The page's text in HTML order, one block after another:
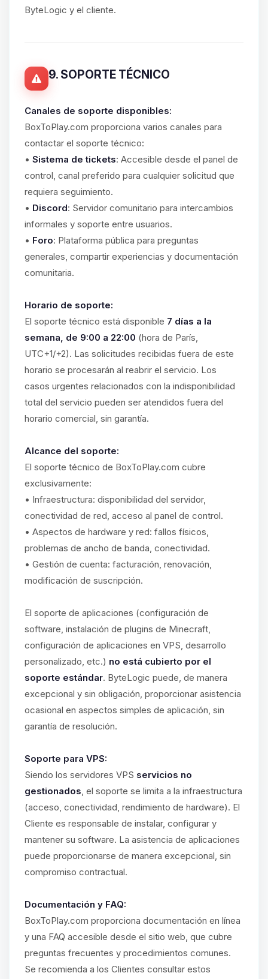
ByteLogic y el cliente.
9. SOPORTE TÉCNICO
Canales de soporte disponibles:
BoxToPlay.com proporciona varios canales para
contactar el soporte técnico:
• Sistema de tickets: Accesible desde el panel de
control, canal preferido para cualquier solicitud que
requiera seguimiento.
• Discord: Servidor comunitario para intercambios
informales y soporte entre usuarios.
• Foro: Plataforma pública para preguntas
generales, compartir experiencias y documentación
comunitaria.
Horario de soporte:
El soporte técnico está disponible 7 días a la
semana, de 9:00 a 22:00 (hora de París,
UTC+1/+2). Las solicitudes recibidas fuera de este
horario se procesarán al reabrir el servicio. Los
casos urgentes relacionados con la indisponibilidad
total del servicio pueden ser atendidos fuera del
horario comercial, sin garantía.
Alcance del soporte:
El soporte técnico de BoxToPlay.com cubre
exclusivamente:
• Infraestructura: disponibilidad del servidor,
conectividad de red, acceso al panel de control.
• Aspectos de hardware y red: fallos físicos,
problemas de ancho de banda, conectividad.
• Gestión de cuenta: facturación, renovación,
modificación de suscripción.
El soporte de aplicaciones (configuración de
software, instalación de plugins de Minecraft,
configuración de aplicaciones en VPS, desarrollo
personalizado, etc.) no está cubierto por el
soporte estándar. ByteLogic puede, de manera
excepcional y sin obligación, proporcionar asistencia
ocasional en aspectos simples de aplicación, sin
garantía de resolución.
Soporte para VPS:
Siendo los servidores VPS servicios no
gestionados, el soporte se limita a la infraestructura
(acceso, conectividad, rendimiento de hardware). El
Cliente es responsable de instalar, configurar y
mantener su software. La asistencia de aplicaciones
puede proporcionarse de manera excepcional, sin
compromiso contractual.
Documentación y FAQ:
BoxToPlay.com proporciona documentación en línea
y una FAQ accesible desde el sitio web, que cubre
preguntas frecuentes y procedimientos comunes.
Se recomienda a los Clientes consultar estos